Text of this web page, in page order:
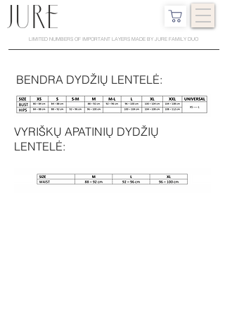
LIMITED NUMBERS OF IMPORTANT LAYERS MADE BY JURE FAMILY DUO
BENDRA DYDŽIŲ LENTELĖ:
VYRIŠKŲ APATINIŲ DYDŽIŲ
LENTELĖ: